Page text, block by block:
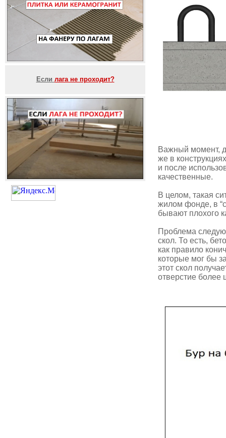
Если лага не проходит?
Важный момент,
же в
и после
качественные.
В целом, такая
жилом фонде, в
бывают плохого
Проблема
скол. То есть,
как правило
которые мог бы
этот скол
отверстие более